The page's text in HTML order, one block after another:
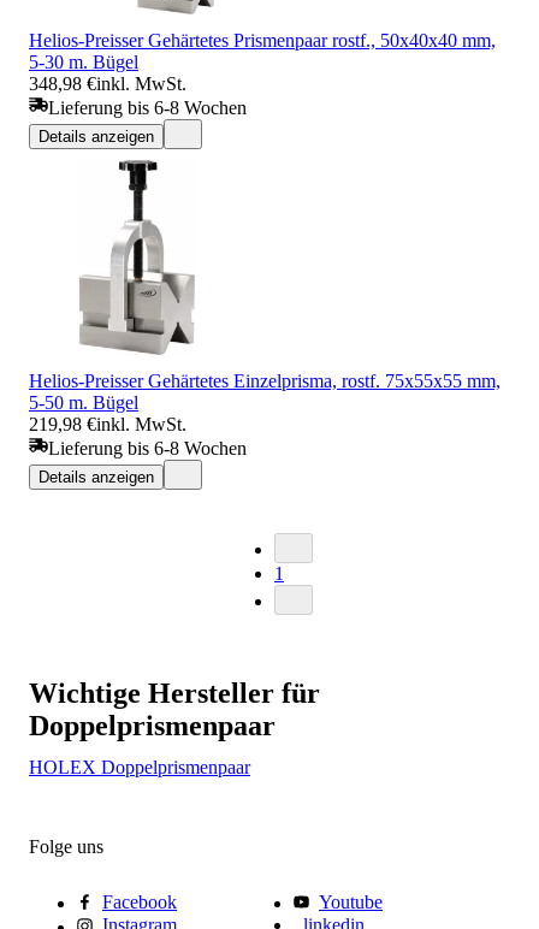
Helios-Preisser Gehärtetes Prismenpaar rostf., 50x40x40 mm,
5-30 m. Bügel
348,98 €inkl. MwSt.
Lieferung bis 6-8 Wochen
Details anzeigen
Helios-Preisser Gehärtetes Einzelprisma, rostf. 75x55x55 mm,
5-50 m. Bügel
219,98 €inkl. MwSt.
Lieferung bis 6-8 Wochen
Details anzeigen
1
Wichtige Hersteller für
Doppelprismenpaar
HOLEX Doppelprismenpaar
Folge uns
Facebook
Youtube